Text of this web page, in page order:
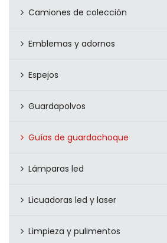
Camiones de colección
Emblemas y adornos
Espejos
Guardapolvos
Guías de guardachoque
Lámparas led
Licuadoras led y laser
Limpieza y pulimentos